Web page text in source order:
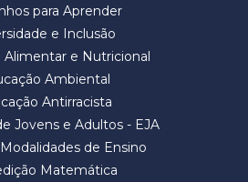
para Aprender
e Inclusão
Alimentar e Nutricional
Ambiental
Antirracista
Jovens e Adultos - EJA
de Ensino
Matemática